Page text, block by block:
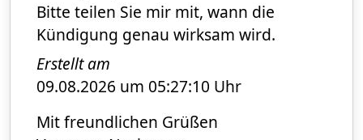
Bitte teilen Sie mir mit, wann die
Kündigung genau wirksam wird.
Erstellt am
09.08.2026 um 05:27:10 Uhr
Mit freundlichen Grüßen